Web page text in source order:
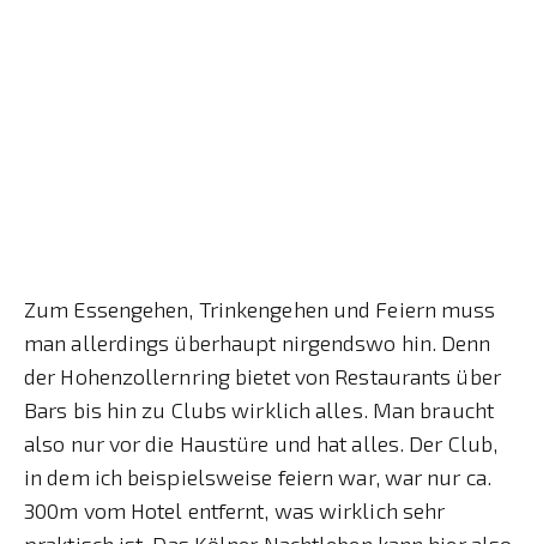
Zum Essengehen, Trinkengehen und Feiern muss
man allerdings überhaupt nirgendswo hin. Denn
der Hohenzollernring bietet von Restaurants über
Bars bis hin zu Clubs wirklich alles. Man braucht
also nur vor die Haustüre und hat alles. Der Club,
in dem ich beispielsweise feiern war, war nur ca.
300m vom Hotel entfernt, was wirklich sehr